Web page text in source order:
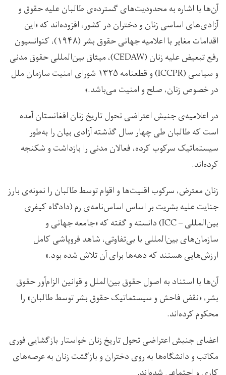
آن‌ها با اشاره به محدودیت‌های گسترده‌ی طالبان علیه حقوق و
آزادی‌های اساسی زنان و دختران در کشور، افزوده‌اند که «این
اقدامات مغایر با اعلامیه جهانی حقوق بشر (۱۹۴۸)، کنوانسیون
رفع تبعیض علیه زنان (CEDAW)، میثاق بین‌المللی حقوق مدنی
و سیاسی (ICCPR) و قطعنامه ۱۳۲۵ شورای امنیت سازمان ملل
در خصوص زنان، صلح و امنیت می‌باشد.»
در اعلامیه‌‌ی جنبش اعتراضی تحول تاریخ زنان افغانستان آمده
است که طالبان طی چهار سال گذشته آزادی بیان را به‌طور
سیستماتیک سرکوب کرده، فعالان مدنی را بازداشت و شکنجه
کرده‌اند.
زنان معترض، سرکوب اقلیت‌ها و اقوام توسط طالبان را نمونه‌ی بارز
جنایت علیه بشریت بر اساس اساس‌نامه‌ی رم (دادگاه کیفری
بین‌المللی – ICC) دانسته و گفته که «جامعه جهانی و
سازمان‌های بین‌المللی با بی‌تفاوتی، شاهد فروپاشی کامل
ارزش‌هایی هستند که دهه‌ها برای آن تلاش شده بود.»
آن‌ها با استناد به اصول حقوق بین‌الملل و قوانین الزام‌آور حقوق
بشر، «نقض فاحش و سیستماتیک حقوق بشر توسط طالبان» را
محکوم کرده‌اند.
اعضای جنبش اعتراضی تحول تاریخ زنان خواستار بازگشایی فوری
مکاتب و دانشگاه‌ها به روی دختران و بازگشت زنان به عرصه‌های